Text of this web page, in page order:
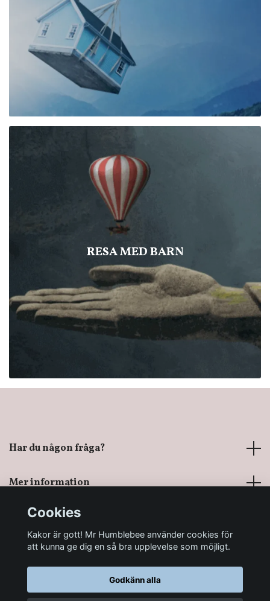
RESA MED BARN
Har du någon fråga?
Mer information
Sociala medier
Cookies
Kakor är gott! Mr Humblebee använder cookies för
att kunna ge dig en så bra upplevelse som möjligt.
Godkänn alla